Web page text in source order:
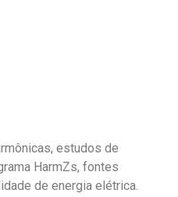
estudos de
HarmZs, fontes
de energia elétrica.